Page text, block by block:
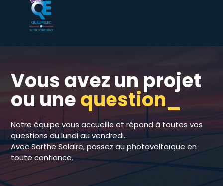
Vous avez un projet
ou unequestion_
Notre équipe vous accueille et répond à toutes vos
questions du lundi au vendredi.
Avec Sarthe Solaire, passez au photovoltaïque en
toute confiance.